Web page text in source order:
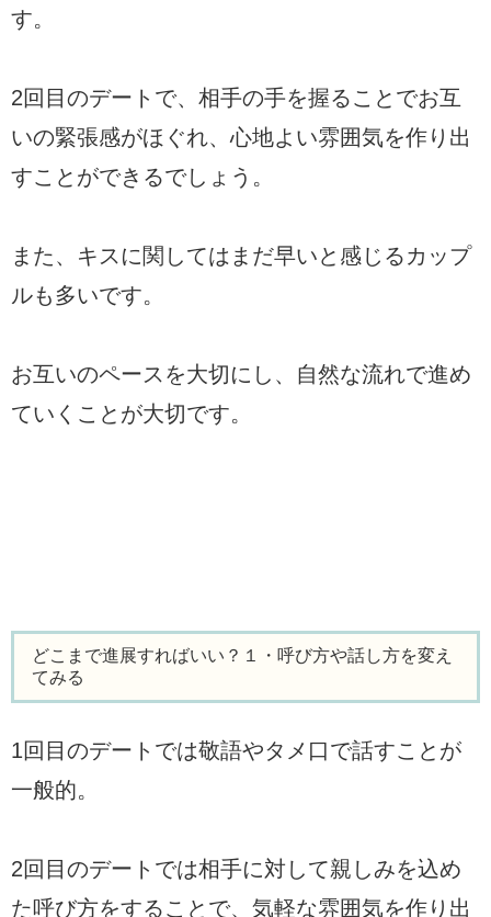
す。
2回目のデートで、相手の手を握ることでお互
いの緊張感がほぐれ、心地よい雰囲気を作り出
すことができるでしょう。
また、キスに関してはまだ早いと感じるカップ
ルも多いです。
お互いのペースを大切にし、自然な流れで進め
ていくことが大切です。
どこまで進展すればいい？１・呼び方や話し方を変え
てみる
1回目のデートでは敬語やタメ口で話すことが
一般的。
2回目のデートでは相手に対して親しみを込め
た呼び方をすることで、気軽な雰囲気を作り出